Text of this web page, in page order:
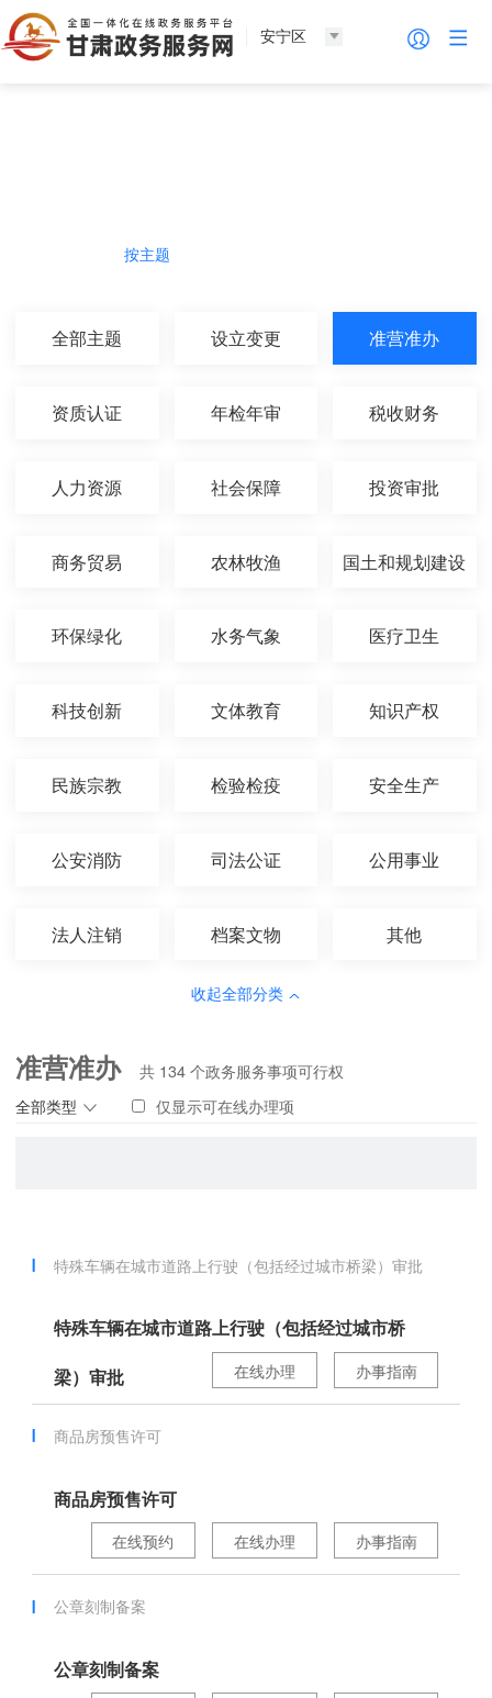
安宁区
按主题
全部主题 设立变更 准营准办
资质认证 年检年审 税收财务
人力资源 社会保障 投资审批
商务贸易 农林牧渔 国土和规划建设
环保绿化 水务气象 医疗卫生
科技创新 文体教育 知识产权
民族宗教 检验检疫 安全生产
公安消防 司法公证 公用事业
法人注销 档案文物 其他
收起全部分类
准营准办
全部类型
共 134 个政务服务事项可行权
仅显示可在线办理项
特殊车辆在城市道路上行驶（包括经过城市桥梁）审批
特殊车辆在城市道路上行驶（包括经过城市桥
梁）审批 办事指南
在线办理
商品房预售许可
商品房预售许可
办事指南
在线办理
在线预约
公章刻制备案
公章刻制备案